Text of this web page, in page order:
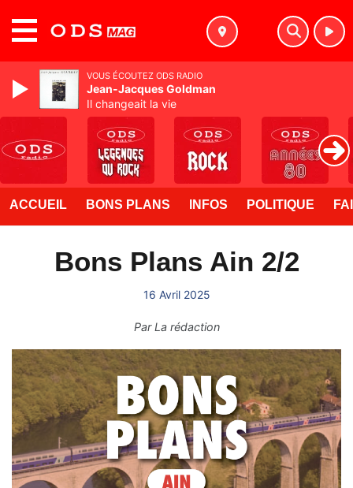
ACCUEIL BONS PLANS INFOS POLITIQUE
Bons Plans Ain 2/2
16 Avril 2025
ParLa rédaction
VOUS ÉCOUTEZ ODS RADIO
Jean-Jacques Goldman
Il changeait la vie